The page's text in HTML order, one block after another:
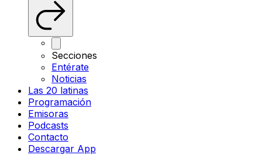
Secciones
Entérate
Noticias
Las 20 latinas
Programación
Emisoras
Podcasts
Contacto
Descargar App